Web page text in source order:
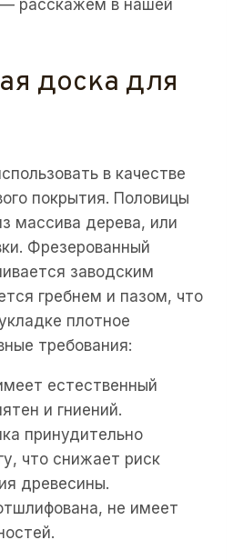
расскажем в нашей
доска для
в качестве
покрытия. Половицы
массива дерева, или
Фрезерованный
заводским
гребнем и пазом, что
плотное
требования:
естественный
и гниений.
принудительно
что снижает риск
древесины.
не имеет